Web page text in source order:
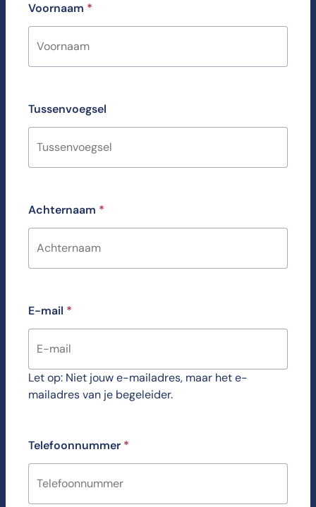
Voornaam *
Tussenvoegsel
Achternaam *
E-mail *
Let op: Niet jouw e-mailadres, maar het e-
mailadres van je begeleider.
Telefoonnummer *